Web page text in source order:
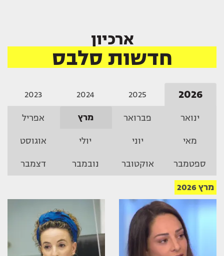
ארכיון
חדשות סלבס
2026
2025
2024
2023
ינואר פברואר מרץ אפריל
מאי יוני יולי אוגוסט
ספטמבר אוקטובר נובמבר דצמבר
מרץ 2026